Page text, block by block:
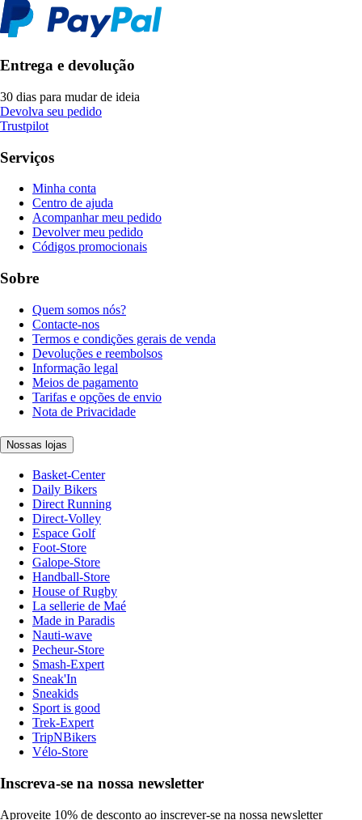
Entrega e devolução
30 dias para mudar de ideia
Devolva seu pedido
Trustpilot
Serviços
Minha conta
Centro de ajuda
Acompanhar meu pedido
Devolver meu pedido
Códigos promocionais
Sobre
Quem somos nós?
Contacte-nos
Termos e condições gerais de venda
Devoluções e reembolsos
Informação legal
Meios de pagamento
Tarifas e opções de envio
Nota de Privacidade
Nossas lojas
Basket-Center
Daily Bikers
Direct Running
Direct-Volley
Espace Golf
Foot-Store
Galope-Store
Handball-Store
House of Rugby
La sellerie de Maé
Made in Paradis
Nauti-wave
Pecheur-Store
Smash-Expert
Sneak'In
Sneakids
Sport is good
Trek-Expert
TripNBikers
Vélo-Store
Inscreva-se na nossa newsletter
Aproveite 10% de desconto ao inscrever-se na nossa newsletter